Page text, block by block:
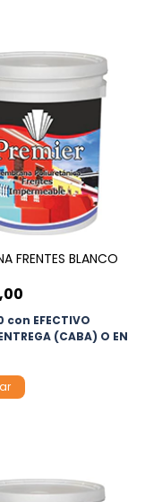
FRENTES BLANCO
con EFECTIVO
(CABA) O EN